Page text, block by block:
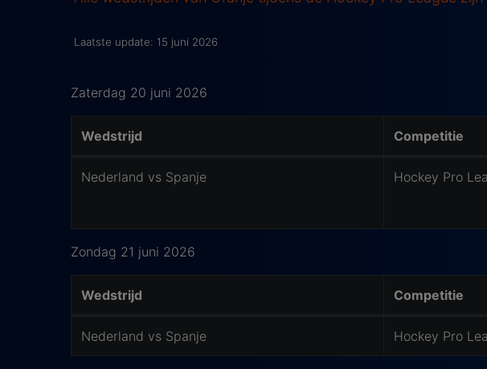
Laatste update: 15 juni 2026
Zaterdag 20 juni 2026
Wedstrijd Competitie
Nederland vs Spanje Hockey Pro
Zondag 21 juni 2026
Wedstrijd Competitie
Nederland vs Spanje Hockey Pro